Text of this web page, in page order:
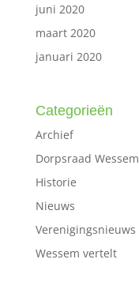
juni 2020
maart 2020
januari 2020
Categorieën
Archief
Dorpsraad Wessem
Historie
Nieuws
Verenigingsnieuws
Wessem vertelt